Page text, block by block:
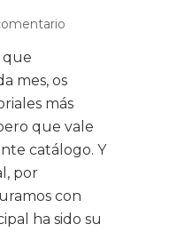
del
mes:
PETITS
PLAERS
de
Edicions
(julio
2019)
que
mes, os
más
que vale
catálogo. Y
por
con
ha sido su